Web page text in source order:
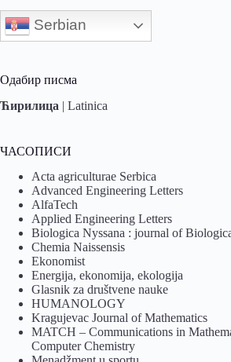
Serbian
Одабир писма
Ћирилица | Latinica
ЧАСОПИСИ
Acta agriculturae Serbica
Advanced Engineering Letters
AlfaTech
Applied Engineering Letters
Biologica Nyssana : journal of
Chemia Naissensis
Ekonomist
Energija, ekonomija, ekologija
Glasnik za društvene nauke
HUMANOLOGY
Kragujevac Journal of Mathematics
MATCH – Communications in
Computer Chemistry